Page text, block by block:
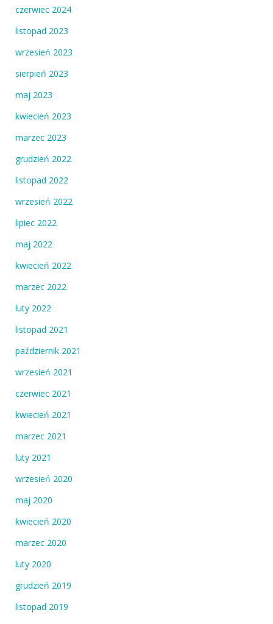
czerwiec 2024
listopad 2023
wrzesień 2023
sierpień 2023
maj 2023
kwiecień 2023
marzec 2023
grudzień 2022
listopad 2022
wrzesień 2022
lipiec 2022
maj 2022
kwiecień 2022
marzec 2022
luty 2022
listopad 2021
październik 2021
wrzesień 2021
czerwiec 2021
kwiecień 2021
marzec 2021
luty 2021
wrzesień 2020
maj 2020
kwiecień 2020
marzec 2020
luty 2020
grudzień 2019
listopad 2019